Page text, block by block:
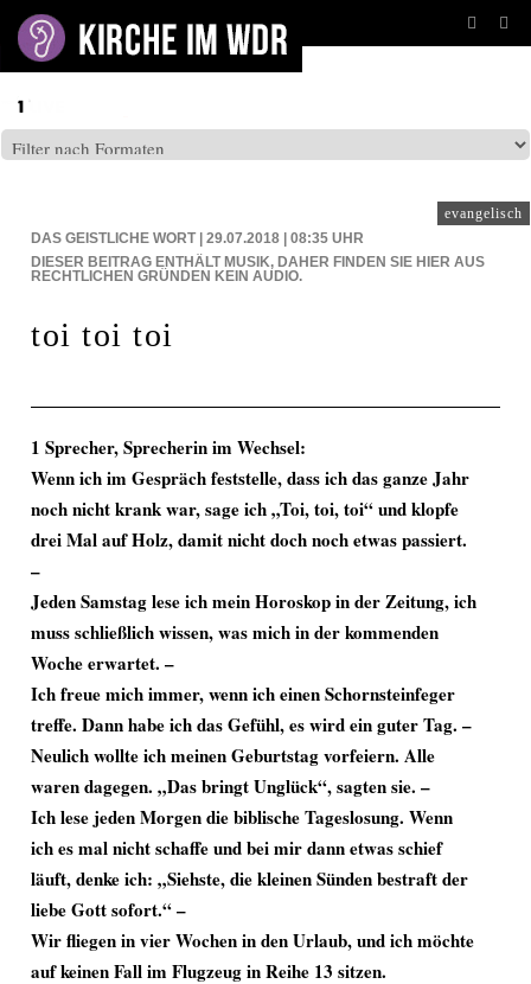
evangelisch
DAS GEISTLICHE WORT | 29.07.2018 | 08:35 UHR
DIESER BEITRAG ENTHÄLT MUSIK, DAHER FINDEN SIE HIER AUS
RECHTLICHEN GRÜNDEN KEIN AUDIO.
toi toi toi
1 Sprecher, Sprecherin im Wechsel:
Wenn ich im Gespräch feststelle, dass ich das ganze Jahr
noch nicht krank war, sage ich „Toi, toi, toi“ und klopfe
drei Mal auf Holz, damit nicht doch noch etwas passiert.
–
Jeden Samstag lese ich mein Horoskop in der Zeitung, ich
muss schließlich wissen, was mich in der kommenden
Woche erwartet. –
Ich freue mich immer, wenn ich einen Schornsteinfeger
treffe. Dann habe ich das Gefühl, es wird ein guter Tag. –
Neulich wollte ich meinen Geburtstag vorfeiern. Alle
waren dagegen. „Das bringt Unglück“, sagten sie. –
Ich lese jeden Morgen die biblische Tageslosung. Wenn
ich es mal nicht schaffe und bei mir dann etwas schief
läuft, denke ich: „Siehste, die kleinen Sünden bestraft der
liebe Gott sofort.“ –
Wir fliegen in vier Wochen in den Urlaub, und ich möchte
auf keinen Fall im Flugzeug in Reihe 13 sitzen.